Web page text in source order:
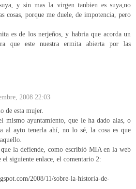
y sin mas la virgen tanbien es suya,no
cosas, porque me duele, de impotencia, pero
es de los nerjeños, y habria que acorda un
que este nuestra ermita abierta por las
2008 22:03
de esta mujer.
mismo ayuntamiento, que le ha dado alas, o
al ayto tenerla ahí, no lo sé, la cosa es que
que la defiende, como escribió MIA en la web
el siguiente enlace, el comentario 2:
2008/11/sobre-la-historia-de-